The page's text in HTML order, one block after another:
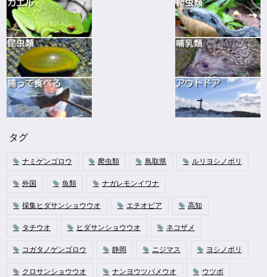
タグ
ナミゲンゴロウ 爬虫類 鳥取県 ルリヨシノボリ
外国 魚類 ナガレモンイワナ
採集ヒダサンショウウオ エチオピア 高知
タチウオ ヒダサンショウウオ ネコザメ
コガタノゲンゴロウ 静岡 ニジマス ヨシノボリ
クロサンショウウオ ナンヨウツバメウオ ウツボ